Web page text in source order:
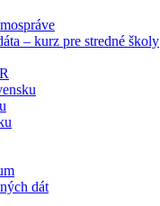
– kurz pre stredné školy
dát